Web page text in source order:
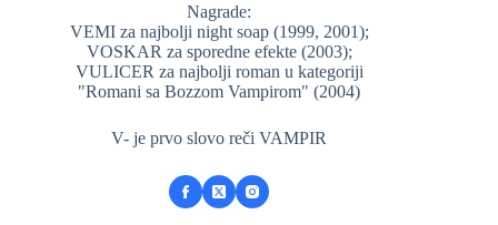
Nagrade:
VEMI za najbolji night soap (1999, 2001);
VOSKAR za sporedne efekte (2003);
VULICER za najbolji roman u kategoriji
"Romani sa Bozzom Vampirom" (2004)
V- je prvo slovo reči VAMPIR